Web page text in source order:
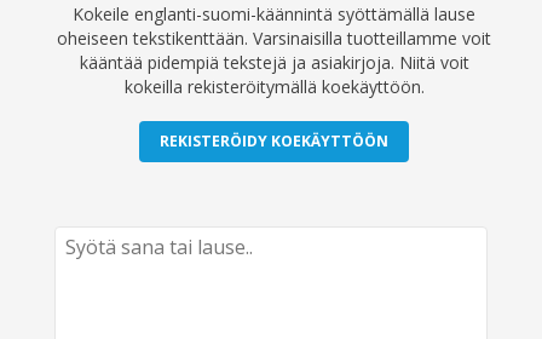
Kokeile englanti-suomi-käännintä syöttämällä lause
oheiseen tekstikenttään. Varsinaisilla tuotteillamme voit
kääntää pidempiä tekstejä ja asiakirjoja. Niitä voit
kokeilla rekisteröitymällä koekäyttöön.
REKISTERÖIDY KOEKÄYTTÖÖN